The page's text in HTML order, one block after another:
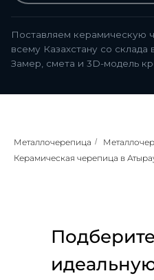
Поставляем керамическую
всему Казахстану со склада
Замер, смета и 3D-модель
Металлочерепица /
Керамическая черепица в
Подберите